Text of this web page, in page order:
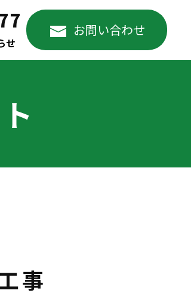
せ
お問い合わせ
事